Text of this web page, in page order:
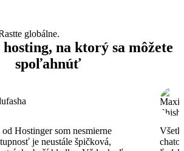
na ktorý sa môžete
spoľahnúť
Hostinger som nesmierne
je neustále špičková,